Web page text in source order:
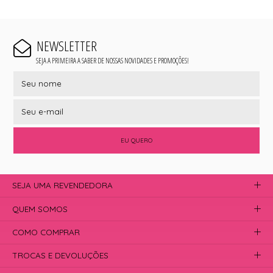
NEWSLETTER
SEJA A PRIMEIRA A SABER DE NOSSAS NOVIDADES E PROMOÇÕES!
EU QUERO
SEJA UMA REVENDEDORA
QUEM SOMOS
COMO COMPRAR
TROCAS E DEVOLUÇÕES